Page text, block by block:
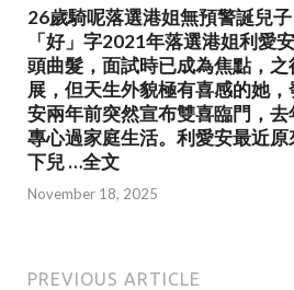
26歲騎呢落選港姐無預警誕兒
「好」字2021年落選港姐利愛
頭曲髮，面試時已成為焦點，
展，但天生外貌極有喜感的她
安兩年前突然宣布雙喜臨門，
專心過家庭生活。利愛安最近
下兒 …全文
November 18, 2025
PREVIOUS ARTICLE